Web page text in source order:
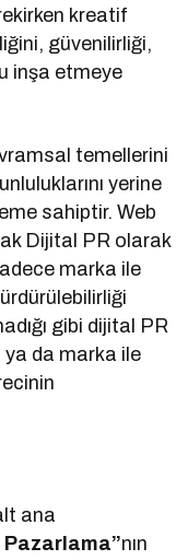
kreatif
güvenilirliği,
inşa etmeye
temellerini
yerine
sahiptir. Web
Dijital PR olarak
marka ile
gibi dijital PR
ya da marka ile
ana
Pazarlama”nın